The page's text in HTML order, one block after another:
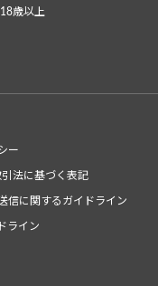
歳以上
ー
法に基づく表記
信に関するガイドライン
ライン